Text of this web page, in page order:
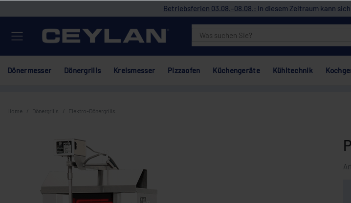
Betriebsferien 03.08.–08.08.: In diesem Zeitraum kann
Dönermesser Dönergrills Kreismesser Pizzaofen Küchengeräte Kühltechnik
Home Dönergrills Elektro-Dönergrills